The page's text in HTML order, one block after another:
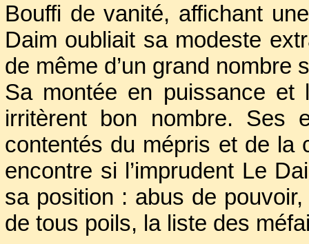
Resté longtemps
surgir de
Diable ou le
Français, Louis XI,
pas pour un noble,
seulement Louis XI
gentilhomme de sa
château de Loches,
Bouffi de vanité, affichant
Daim oubliait sa modeste
de même d’un grand nombre
Sa montée en puissance
irritèrent bon nombre. Ses
contentés du mépris et de la
encontre si l’imprudent Le
sa position : abus de
de tous poils, la liste des